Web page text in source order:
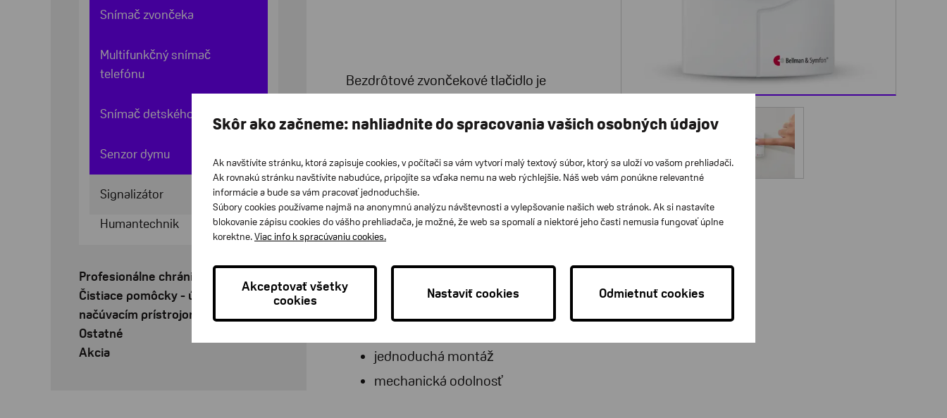
Snímač zvončeka
Multifunkčný snímač
telefónu
Snímač detského plaču
Senzor dymu
Signalizátor
Humantechnik
Profesionálne chrániče sluchu
Čistiace pomôcky - údržba k
načúvacím prístrojom
Ostatné
Akcia
Bezdrôtové zvončekové tlačidlo je
systému Visit. Tlačidlo sa používa
náramok, alebo záblesková lampa.
Všetky zariadenia systému Visit sú plne
kompatibilné a poskytujú
neobmedzený počet ich kombinácií.
jednoduchá montáž
mechanická odolnosť
Skôr ako začneme: nahliadnite do spracovania vašich osobných údajov
Ak navštívite stránku, ktorá zapisuje cookies, v počítači sa vám vytvorí malý textový súbor, ktorý sa uloží vo vašom prehliadači.
Ak rovnakú stránku navštívite nabudúce, pripojíte sa vďaka nemu na web rýchlejšie. Náš web vám ponúkne relevantné
informácie a bude sa vám pracovať jednoduchšie.
Súbory cookies používame najmä na anonymnú analýzu návštevnosti a vylepšovanie našich web stránok. Ak si nastavíte
blokovanie zápisu cookies do vášho prehliadača, je možné, že web sa spomalí a niektoré jeho časti nemusia fungovať úplne
korektne.Viac info k spracúvaniu cookies.
Akceptovať všetky
cookies
Nastaviť cookies Odmietnuť cookies